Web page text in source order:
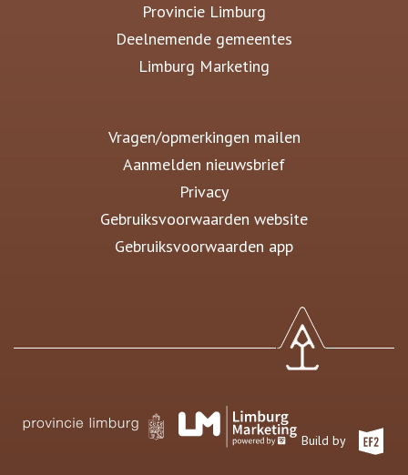
Provincie Limburg
Deelnemende gemeentes
Limburg Marketing
Vragen/opmerkingen mailen
Aanmelden nieuwsbrief
Privacy
Gebruiksvoorwaarden website
Gebruiksvoorwaarden app
Build by